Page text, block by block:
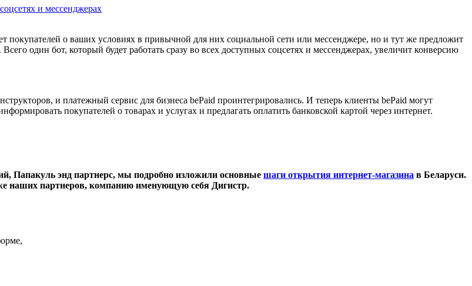
и мессенджерах
покупателей о ваших условиях в привычной для них социальной сети или мессенджере, но и тут же предложит
один бот, который будет работать сразу во всех доступных соцсетях и мессенджерах, увеличит конверсию
и платежный сервис для бизнеса bePaid проинтегрировались. И теперь клиенты bePaid могут
покупателей о товарах и услугах и предлагать оплатить банковской картой через интернет.
Папакуль энд партнерс, мы подробно изложили основные шаги открытия интернет-магазина в Беларуси.
наших партнеров, компанию именующую себя Дигистр.